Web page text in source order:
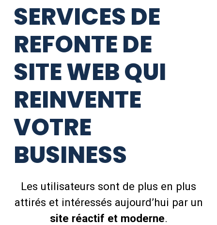
SERVICES DE
REFONTE DE
SITE WEB QUI
REINVENTE
VOTRE
BUSINESS
Les utilisateurs sont de plus en plus
attirés et intéressés aujourd’hui par un
site réactif et moderne.